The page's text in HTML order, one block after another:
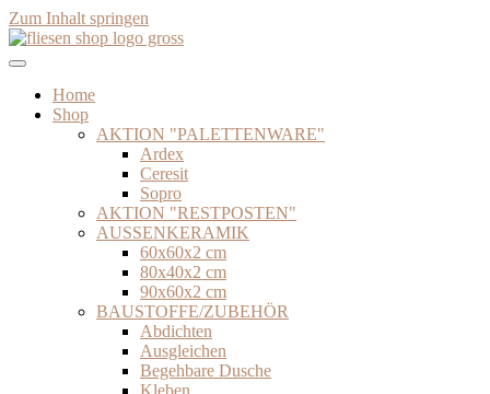
Zum Inhalt springen
Home
Shop
AKTION "PALETTENWARE"
Ardex
Ceresit
Sopro
AKTION "RESTPOSTEN"
AUSSENKERAMIK
60x60x2 cm
80x40x2 cm
90x60x2 cm
BAUSTOFFE/ZUBEHÖR
Abdichten
Ausgleichen
Begehbare Dusche
Kleben